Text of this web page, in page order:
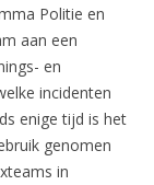
Politie en
aan een
en
incidenten
enige tijd is het
genomen
in